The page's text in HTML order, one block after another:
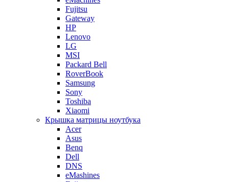
Fujitsu
Gateway
HP
Lenovo
LG
MSI
Packard Bell
RoverBook
Samsung
Sony
Toshiba
Xiaomi
Крышка матрицы ноутбука
Acer
Asus
Benq
Dell
DNS
eMashines